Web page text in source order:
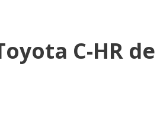
C-HR de